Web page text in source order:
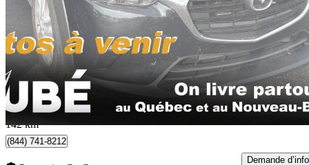
GS AWD 70 851 km
19 978 $ Bonne
351 $/mois env.
Rivière-du-Loup, QC
142 km
(844) 741-8212
Demande d’info